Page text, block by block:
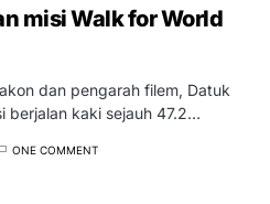
misi Walk for World
dan pengarah filem, Datuk
berjalan kaki sejauh 47.2…
ONE COMMENT